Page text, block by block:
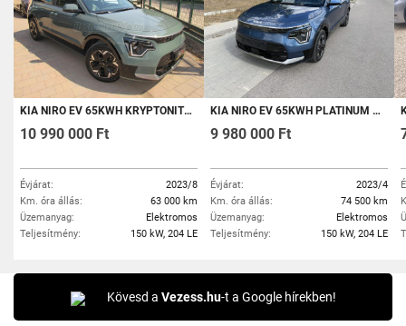
KIA NIRO EV 65KWH KRYPTONITE HŐSZIVATTYÚ/GARANCIÁLIS/BŐR/NAVI/KAMERA/HEAD-UP/LED-MÁTRIX
10 990 000 Ft
Évjárat:
2023/8
Km. óra állás:
63 000 km
Üzemanyag:
Elektromos
Teljesítmény:
150 kW, 204 LE
KIA NIRO EV 65KWH PLATINUM HEAD-UP TETŐABLAK LED FÉNYSZÓRÓ NAVI KAMERA ÜLÉS-KORMÁNY FŰTÉS
9 980 000 Ft
Évjárat:
2023/4
Km. óra állás:
74 500 km
Üzemanyag:
Elektromos
Teljesítmény:
150 kW, 204 LE
Kövesd a Vezess.hu-t a Google hírekben!